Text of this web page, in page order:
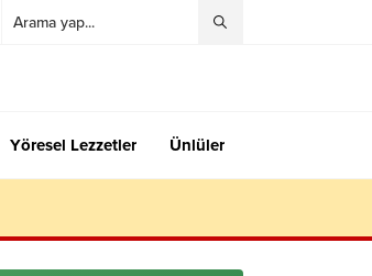
Yöresel Lezzetler Ünlüler